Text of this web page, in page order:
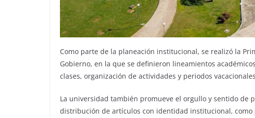
Como parte de la planeación institucional, se realizó la
Gobierno, en la que se definieron lineamientos
clases, organización de actividades y periodos
La universidad también promueve el orgullo y sentido de
distribución de artículos con identidad institucional,